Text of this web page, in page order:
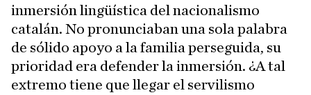
inmersión lingüística del nacionalismo
catalán. No pronunciaban una sola palabra
de sólido apoyo a la familia perseguida, su
prioridad era defender la inmersión. ¿A tal
extremo tiene que llegar el servilismo